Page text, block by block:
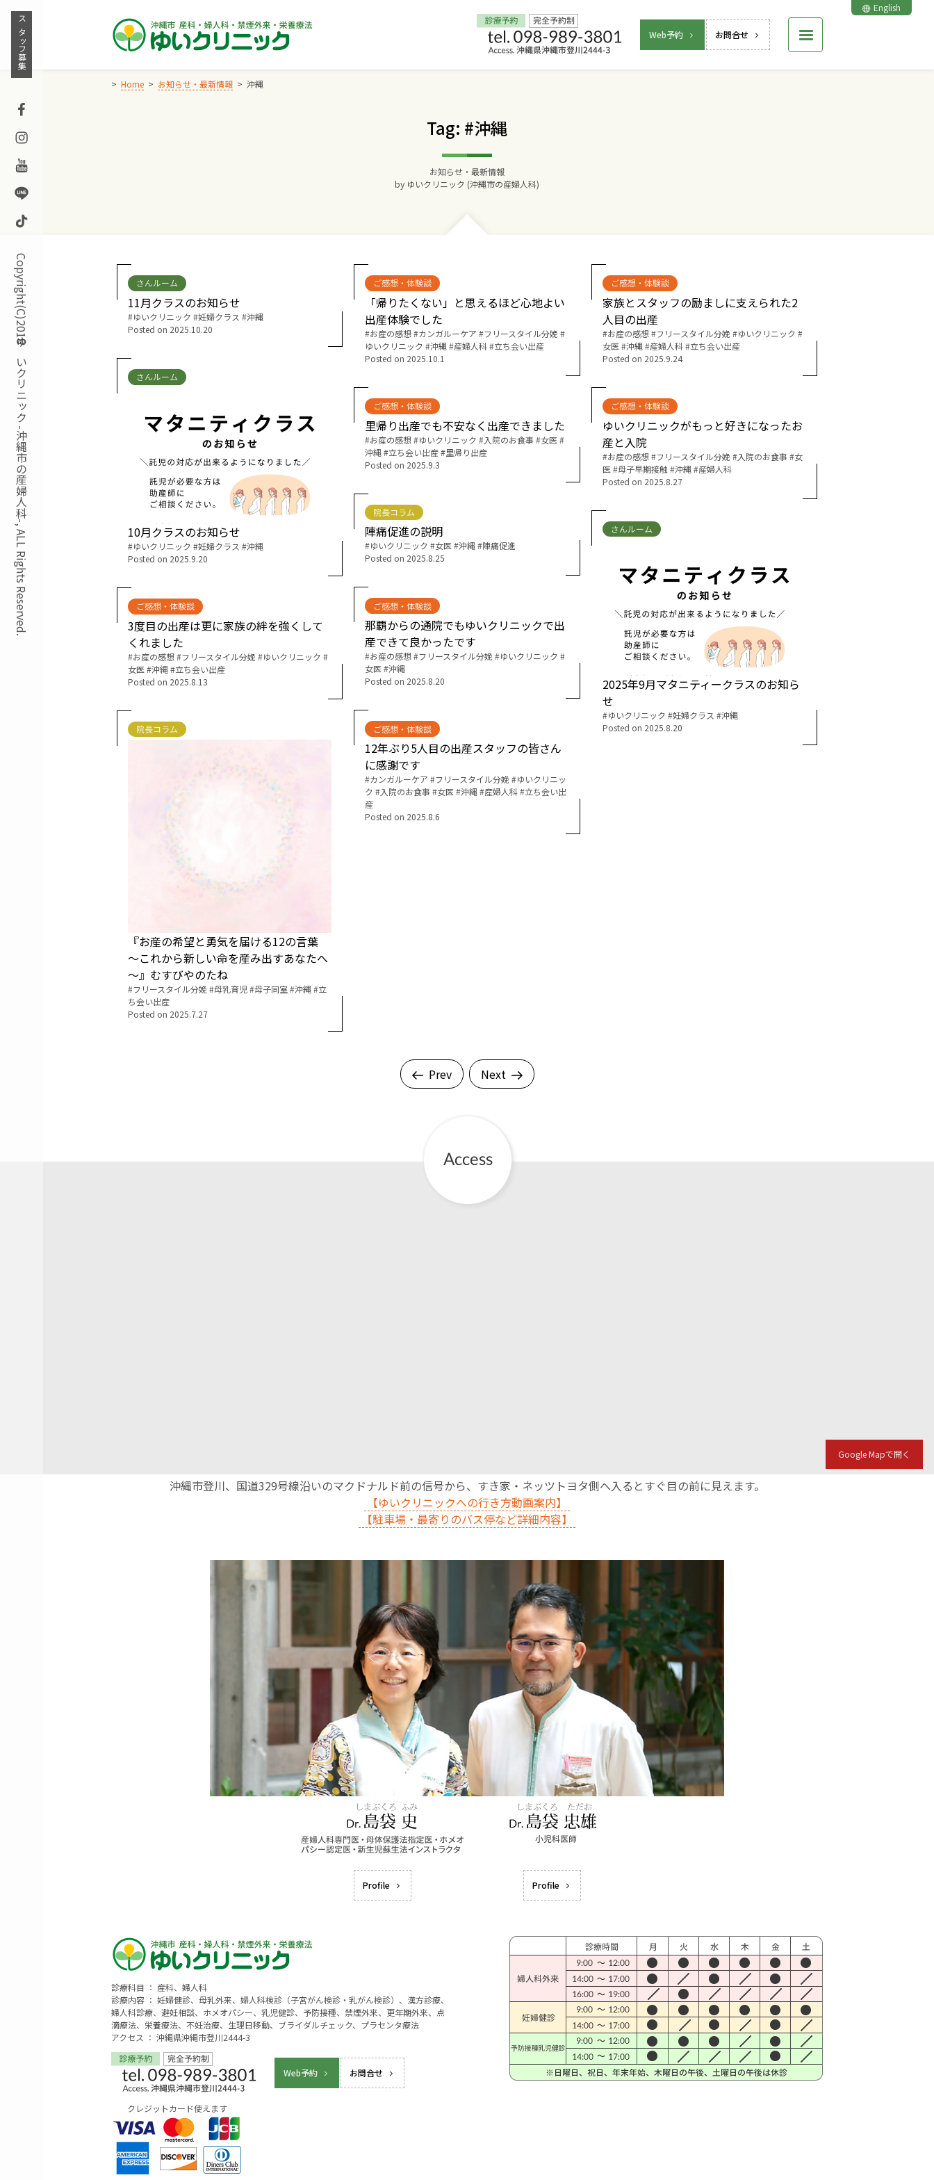
Skip
content
Web予約 お問合せ
English
スタッフ募集
Facebook
Instagram
Youtube
Line
TikTok
Copyright(C)2018ゆいクリニック -沖縄市の産婦人科-, ALL Rights Reserved.
Home お知らせ・最新情報 沖縄
Tag: #沖縄
お知らせ・最新情報
by ゆいクリニック (沖縄市の産婦人科)
さんルーム
11月クラスのお知らせ
Tags:
ゆいクリニック 妊婦クラス
沖縄
Posted on 2025.10.20
ご感想・体験談
「帰りたくない」と思えるほど心地よい
出産体験でした
Tags:
お産の感想 カンガルーケア
フリースタイル分娩
ゆいクリニック
沖縄 産婦人科
立ち会い出産
Posted on 2025.10.1
ご感想・体験談
家族とスタッフの励ましに支えられた2
人目の出産
Tags:
お産の感想 フリースタイル分娩
ゆいクリニック
女医
沖縄 産婦人科 立ち会い出産
Posted on 2025.9.24
さんルーム
10月クラスのお知らせ
Tags:
ゆいクリニック 妊婦クラス
沖縄
Posted on 2025.9.20
ご感想・体験談
里帰り出産でも不安なく出産できました
Tags:
お産の感想 ゆいクリニック 入院のお食事
女医
沖縄
立ち会い出産
里帰り出産
Posted on 2025.9.3
ご感想・体験談
ゆいクリニックがもっと好きになったお
産と入院
Tags:
お産の感想 フリースタイル分娩 入院のお食事
女
医
母子早期接触 沖縄
産婦人科
Posted on 2025.8.27
院長コラム
陣痛促進の説明
Tags:
ゆいクリニック 女医 沖縄
陣痛促進
Posted on 2025.8.25
さんルーム
2025年9月マタニティークラスのお知ら
せ
Tags:
ゆいクリニック 妊婦クラス
沖縄
Posted on 2025.8.20
ご感想・体験談
那覇からの通院でもゆいクリニックで出
産できて良かったです
Tags:
お産の感想 フリースタイル分娩
ゆいクリニック
女医
沖縄
Posted on 2025.8.20
ご感想・体験談
3度目の出産は更に家族の絆を強くして
くれました
Tags:
お産の感想 フリースタイル分娩
ゆいクリニック
女医
沖縄
立ち会い出産
Posted on 2025.8.13
ご感想・体験談
12年ぶり5人目の出産スタッフの皆さん
に感謝です
Tags:
カンガルーケア フリースタイル分娩
ゆいクリニッ
ク
入院のお食事 女医 沖縄 産婦人科
立ち会い出
産
Posted on 2025.8.6
院長コラム
『お産の希望と勇気を届ける12の言葉
～これから新しい命を産み出すあなたへ
～』むすびやのたね
Tags:
フリースタイル分娩 母乳育児 母子同室 沖縄
立
ち会い出産
Posted on 2025.7.27
Prev Next
Google Mapで開く
沖縄市登川、国道329号線沿いのマクドナルド前の信号から、すき家・ネッツトヨタ側へ入るとすぐ目の前に見えます。
【ゆいクリニックへの行き方動画案内】
【駐車場・最寄りのバス停など詳細内容】
Profile Profile
診療科目 ： 産科、婦人科
診療内容 ： 妊婦健診、母乳外来、婦人科検診（子宮がん検診・乳がん検診）、漢方診療、
婦人科診療、避妊相談、ホメオパシー、乳児健診、予防接種、禁煙外来、更年期外来、点
滴療法、栄養療法、不妊治療、生理日移動、ブライダルチェック、プラセンタ療法
アクセス ： 沖縄県沖縄市登川2444-3
Web予約 お問合せ
クレジットカード使えます
交通アクセス
院長からのごあいさつ
ゆいクリニックの経営理念
妊婦健診
お産について
母乳育児
予防接種
‘さんルーム’ でさまざまな講座・クラス
遠方にお住まいで当院での出産を希望される方へ
医師プロフィール
English Page